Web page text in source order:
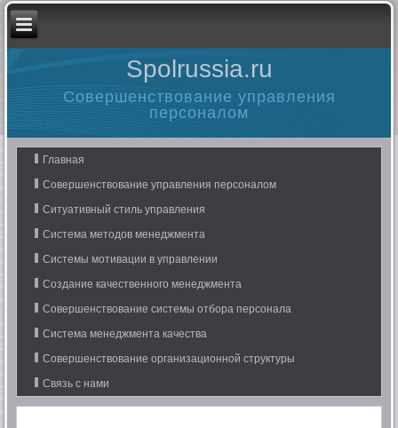
Spolrussia.ru
Совершенствование управления
персоналом
Главная
Совершенствование управления персоналом
Ситуативный стиль управления
Система методов менеджмента
Системы мотивации в управлении
Создание качественного менеджмента
Совершенствование системы отбора персонала
Система менеджмента качества
Совершенствование организационной структуры
Связь с нами